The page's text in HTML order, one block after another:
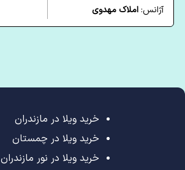
آژانس:املاک مهدوی
خرید ویلا در مازندران
خرید ویلا در چمستان
خرید ویلا در نور مازندران